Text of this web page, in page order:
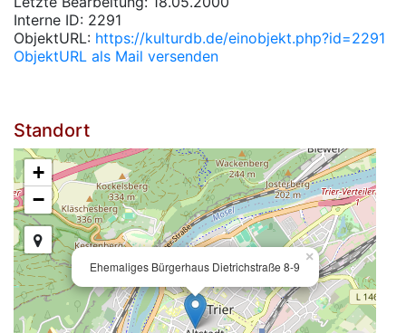
Interne ID: 2291
ObjektURL: https://kulturdb.de/einobjekt.php?id=2291
ObjektURL als Mail versenden
Standort
Ehemaliges Bürgerhaus Dietrichstraße 8-9
×
+
−